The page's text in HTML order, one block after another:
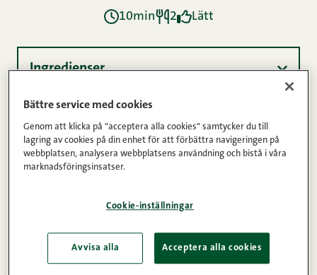
10min 2 Lätt
Ingredienser
Instruktioner
Ett basrecept för grekisk sallad, varsågod.
Experimentera och var kreativ, uppmanar Herr
Bättre service med cookies
Genom att klicka på "acceptera alla cookies" samtycker du till
lagring av cookies på din enhet för att förbättra navigeringen på
webbplatsen, analysera webbplatsens användning och bistå i våra
marknadsföringsinsatser.
Cookie-inställningar
Avvisa alla Acceptera alla cookies